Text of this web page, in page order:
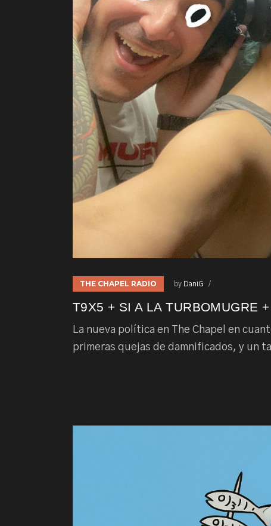
THE CHAPEL RADIO by DaniG
T9X5 + SI A LA TURBOMUGRE +
La nueva política en The Chapel en
primeras quejas de damnificados, y un